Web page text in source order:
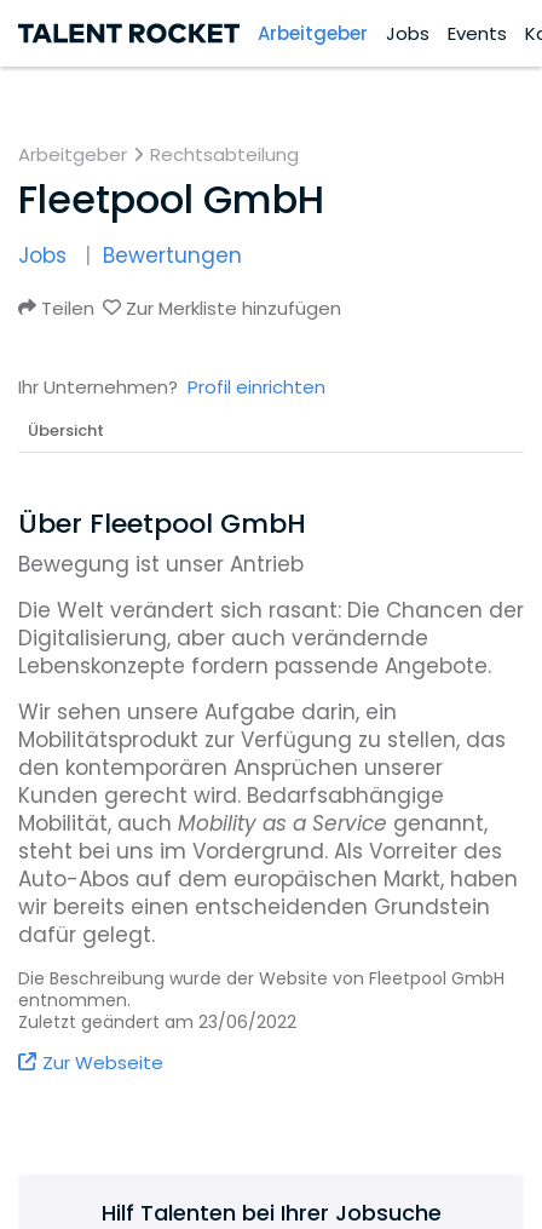
Arbeitgeber Jobs Events
Arbeitgeber Rechtsabteilung
Fleetpool GmbH
Jobs Bewertungen
Teilen Zur Merkliste hinzufügen
Ihr Unternehmen? Profil einrichten
Übersicht
Über Fleetpool GmbH
Bewegung ist unser Antrieb
Die Welt verändert sich rasant: Die Chancen der
Digitalisierung, aber auch verändernde
Lebenskonzepte fordern passende Angebote.
Wir sehen unsere Aufgabe darin, ein
Mobilitätsprodukt zur Verfügung zu stellen, das
den kontemporären Ansprüchen unserer
Kunden gerecht wird. Bedarfsabhängige
Mobilität, auch Mobility as a Service genannt,
steht bei uns im Vordergrund. Als Vorreiter des
Auto-Abos auf dem europäischen Markt, haben
wir bereits einen entscheidenden Grundstein
dafür gelegt.
Die Beschreibung wurde der Website von Fleetpool GmbH
entnommen.
Zuletzt geändert am 23/06/2022
Zur Webseite
Hilf Talenten bei Ihrer Jobsuche